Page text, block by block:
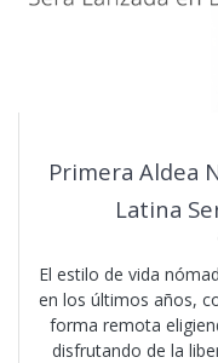
Primera Aldea
Latina
El estilo de vida
en los últimos años,
forma remota
disfrutando de la